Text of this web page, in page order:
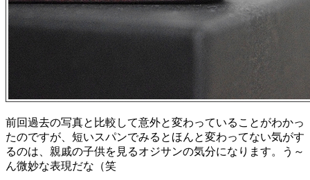
前回過去の写真と比較して意外と変わっていることがわかっ
たのですが、短いスパンでみるとほんと変わってない気がす
るのは、親戚の子供を見るオジサンの気分になります。う～
ん微妙な表現だな（笑